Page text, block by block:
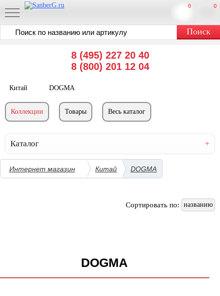
8 (495) 227 20 40
8 (800) 201 12 04
0
0
Китай DOGMA
Коллекции Товары Весь каталог
Каталог
Интернет магазин Китай DOGMA
Сортировать по: названию
DOGMA